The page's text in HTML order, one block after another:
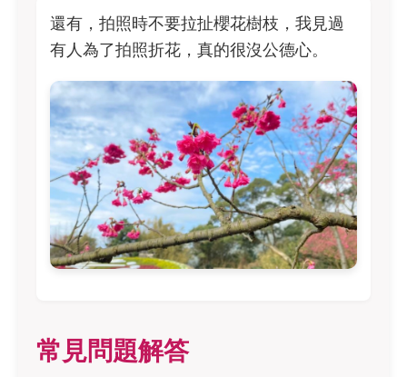
還有，拍照時不要拉扯櫻花樹枝，我見過
有人為了拍照折花，真的很沒公德心。
常見問題解答